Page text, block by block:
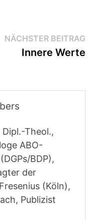
NÄCHSTER BEITRAG
Innere Werte
Theol.,
ABO-
BDP),
der
(Köln),
Publizist